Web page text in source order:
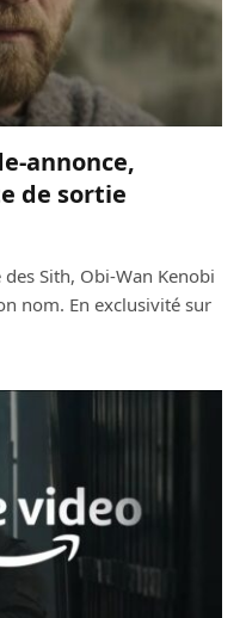
annonce,
de sortie
Sith, Obi-Wan Kenobi
nom. En exclusivité sur